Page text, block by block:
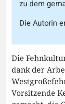
zu dem
Die Autorin
Die
dank der
Vorsitzende